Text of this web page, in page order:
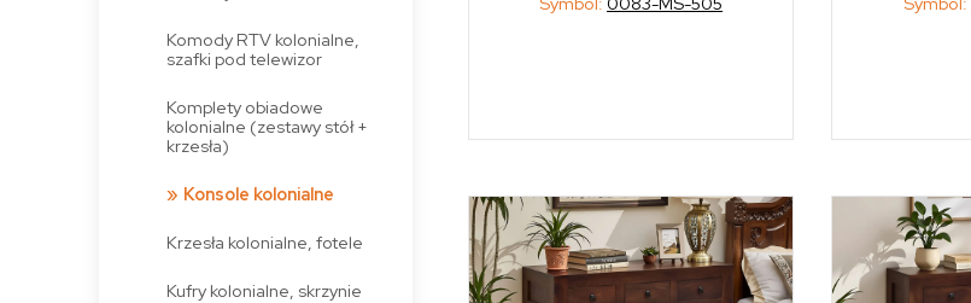
Komody RTV kolonialne,
szafki pod telewizor
Komplety obiadowe
kolonialne (zestawy stół +
krzesła)
Konsole kolonialne
Krzesła kolonialne, fotele
Kufry kolonialne, skrzynie